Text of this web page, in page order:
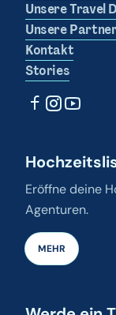
Unsere Travel
Unsere
Kontakt
Stories
Eröffne deine
Agenturen.
MEHR